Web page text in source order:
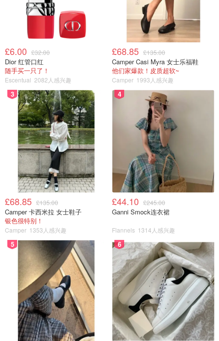
子”靠虚假人设忽悠流量，封号处理，干净利落！
£6.00 £32.00
Dior 红管口红
随手买一只了！
Escentual 2082人感兴趣
£68.85 £135.00
Camper Casi Myra 女士乐福鞋
他们家爆款！皮质超软~
Camper 1993人感兴趣
3
£68.85 £135.00
Camper 卡西米拉 女士鞋子
银色很特别！
Camper 1353人感兴趣
4
£44.10 £245.00
Ganni Smock连衣裙
Flannels 1314人感兴趣
5 6